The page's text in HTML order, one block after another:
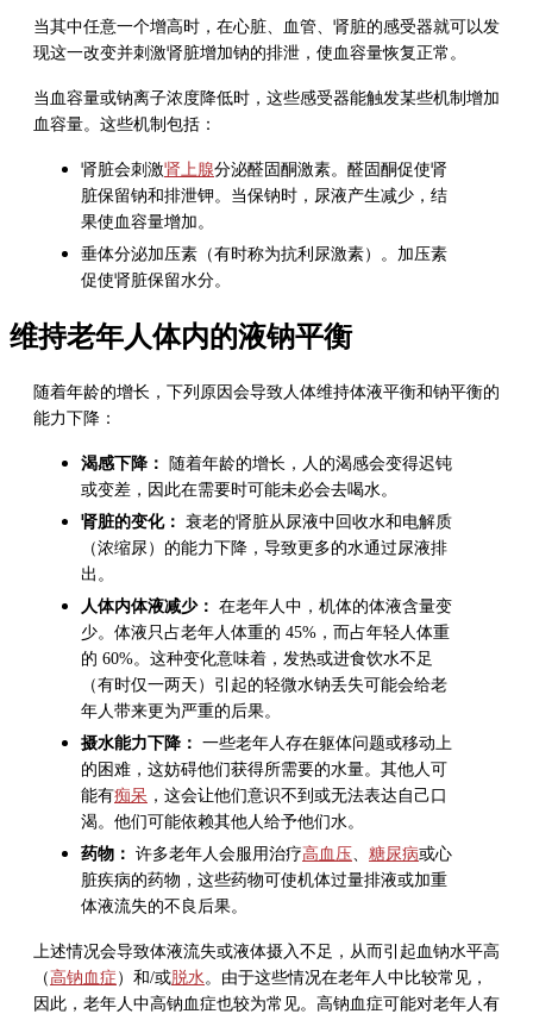
当其中任意一个增高时，在心脏、血管、肾脏的感受器就可以发
现这一改变并刺激肾脏增加钠的排泄，使血容量恢复正常。
当血容量或钠离子浓度降低时，这些感受器能触发某些机制增加
血容量。这些机制包括：
肾脏会刺激肾上腺分泌醛固酮激素。醛固酮促使肾
脏保留钠和排泄钾。当保钠时，尿液产生减少，结
果使血容量增加。
垂体分泌加压素 （有时称为抗利尿激素）。 加压素
促使肾脏保留水分。
维持老年人体内的液钠平衡
随着年龄的增长，下列原因会导致人体维持体液平衡和钠平衡的
能力下降：
渴感下降：
随着年龄的增长，人的渴感会变得迟钝
或变差，因此在需要时可能未必会去喝水。
肾脏的变化： 衰老的肾脏从尿液中回收水和电解质
（浓缩尿）的能力下降，导致更多的水通过尿液排
出。
人体内体液减少： 在老年人中，机体的体液含量变
少。体液只占老年人体重的 45%，而占年轻人体重
的 60%。这种变化意味着，发热或进食饮水不足
（有时仅一两天）引起的轻微水钠丢失可能会给老
年人带来更为严重的后果。
摄水能力下降： 一些老年人存在躯体问题或移动上
的困难，这妨碍他们获得所需要的水量。其他人可
能有痴呆 ，这会让他们意识不到或无法表达自己口
渴。他们可能依赖其他人给予他们水。
药物： 许多老年人会服用治疗高血压 糖尿病或心
脏疾病的药物，这些药物可使机体过量排液或加重
体液流失的不良后果。
上述情况会导致体液流失或液体摄入不足，从而引起血钠水平高
（高钠血症 ）和/或脱水 。由于这些情况在老年人中比较常见，
因此，老年人中高钠血症也较为常见。高钠血症可能对老年人有